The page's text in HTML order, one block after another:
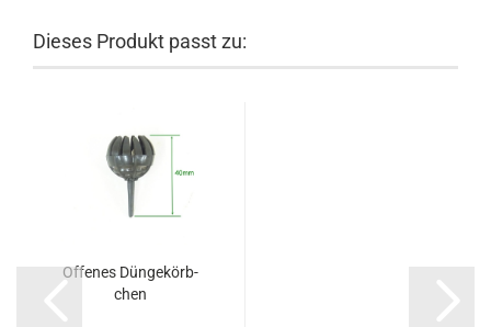
Dieses Produkt passt zu:
Of­fe­nes Dün­ge­körb­
chen